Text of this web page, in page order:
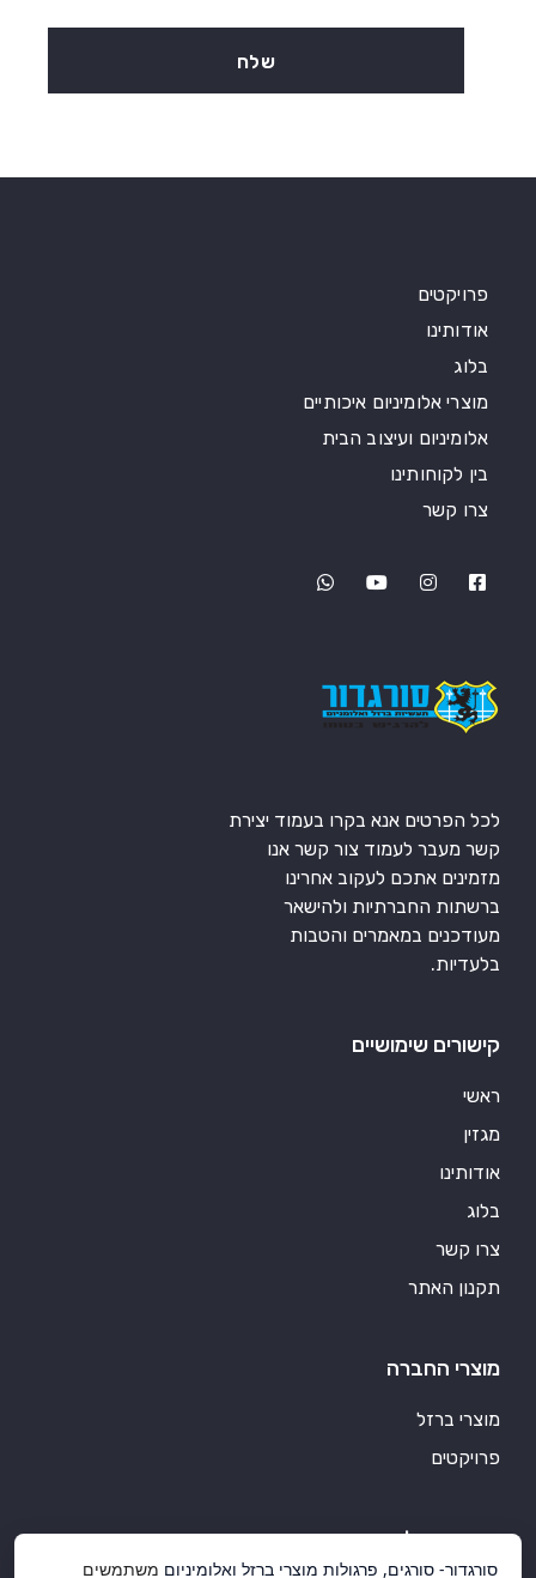
פרויקטים
אודותינו
בלוג
מוצרי אלומיניום איכותיים
אלומיניום ועיצוב הבית
בין לקוחותינו
צרו קשר
לכל הפרטים אנא בקרו בעמוד יצירת
קשר מעבר לעמוד צור קשר אנו
מזמינים אתכם לעקוב אחרינו
ברשתות החברתיות ולהישאר
מעודכנים במאמרים והטבות
בלעדיות.
קישורים שימושיים
ראשי
מגזין
אודותינו
בלוג
צרו קשר
תקנון האתר
מוצרי החברה
מוצרי ברזל
פרויקטים
סורגדור אלומיניום
סורגדור- סורגים, פרגולות מוצרי ברזל ואלומיניום משתמשים